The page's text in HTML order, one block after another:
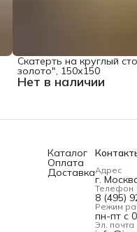
Нет в наличии
Скатерть на круглый
золото", 150х150
Каталог
Оплата
ДоставкаАдрес
г.
Телефон
8 (495)
Режим
пн-пт с
Эл. почта